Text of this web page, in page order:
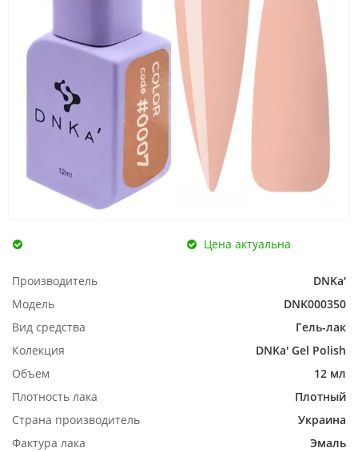
Цена актуальна
Производитель
DNKa'
Модель
DNK000350
Вид средства
Гель-лак
Колекция
DNKa' Gel Polish
Объем
12 мл
Плотность лака
Плотный
Страна производитель
Украина
Фактура лака
Эмаль